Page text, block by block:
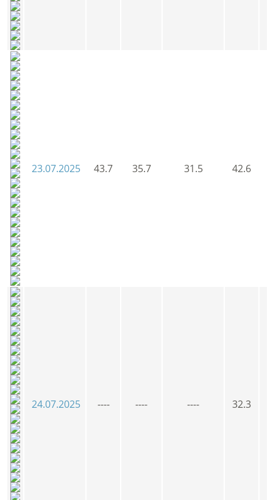
23.07.2025 43.7 35.7 31.5 42.6
24.07.2025 ---- ---- ---- 32.3